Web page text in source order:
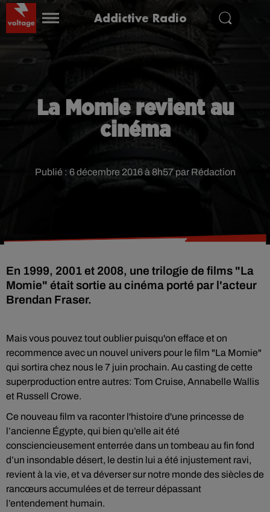
Addictive Radio
La Momie revient au
cinéma
Publié : 6 décembre 2016 à 8h57 par Rédaction
En 1999, 2001 et 2008, une trilogie de films "La
Momie" était sortie au cinéma porté par l'acteur
Brendan Fraser.
Mais vous pouvez tout oublier puisqu'on efface et on
recommence avec un nouvel univers pour le film "La Momie"
qui sortira chez nous le 7 juin prochain. Au casting de cette
superproduction entre autres: Tom Cruise, Annabelle Wallis
et Russell Crowe.
Ce nouveau film va raconter l'histoire d'une princesse de
l’ancienne Égypte, qui bien qu’elle ait été
consciencieusement enterrée dans un tombeau au fin fond
d’un insondable désert, le destin lui a été injustement ravi,
revient à la vie, et va déverser sur notre monde des siècles de
rancœurs accumulées et de terreur dépassant
l’entendement humain.